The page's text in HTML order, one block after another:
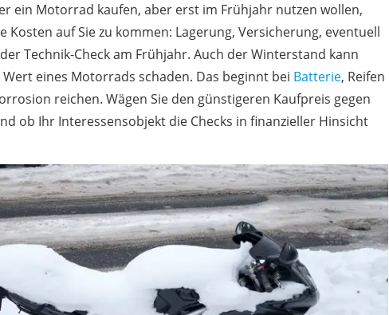
ein Motorrad kaufen, aber erst im Frühjahr nutzen wollen,
Kosten auf Sie zu kommen: Lagerung, Versicherung, eventuell
Technik‐Check am Frühjahr. Auch der Winterstand kann
eines Motorrads schaden. Das beginnt bei Batterie, Reifen
reichen. Wägen Sie den günstigeren Kaufpreis gegen
ob Ihr Interessensobjekt die Checks in finanzieller Hinsicht